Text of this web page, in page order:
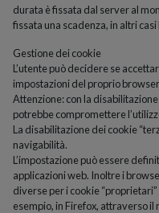
durata è fissata dal server al
fissata una scadenza, in altri
Gestione dei cookie
L’utente può decidere se
impostazioni del proprio
Attenzione: con la
potrebbe compromettere
La disabilitazione dei cookie
navigabilità.
L’impostazione può essere
applicazioni web. Inoltre i
diverse per i cookie
esempio, in Firefox, attraverso